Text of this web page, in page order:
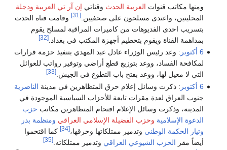
ومنها مكاتب قنوات العربية الحدث وقناتي إن آر تي العربية ودجلة
المحليتين، واعتدى مسلحون على صحفيين.[31]
وقامت قناة الحدث
بتسريب احدى الفديوهات من كاميرات المراقبة لمسلح يقوم
بمداهمة القناة ويقوم بتحطيم أجهزة المكتب في بغداد.[32]
6 أكتوبر
: وعد رئيس الوزراء عادل عبد المهدي بتنفيذ حزمة قرارات
لمكافحة الفساد، ووعد بتوزيع قطع أراضي وتوفير رواتب للعوائل
التي لا معيل لها، ووعد بفتح باب التطوع في الجيش.[33]
6 أكتوبر : ذكرت وسائل إعلام حرق المتظاهرين في مدينة الناصرية
جنوب العراق لعدة مقرات تابعة للأحزاب السياسية الموجودة في
المدينة، وذكرت وسائل الإعلام اقتحام المتظاهرين مكاتب حزب
الدعوة الإسلامية وحزب الفضيلة الإسلامي العراقي ومنظمة بدر
وتيار الحكمة الوطني وتدمير ممتلكاتها وحرقها،[34]
كما اقتحموا
أيضاً مقر الحزب الشيوعي العراقي وتدمير ممتلكاته.[35]